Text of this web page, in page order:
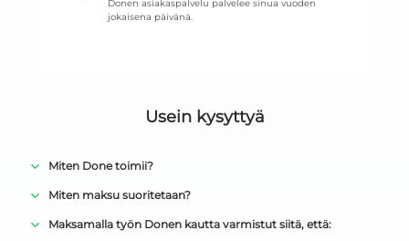
Donen asiakaspalvelu palvelee sinua vuoden
jokaisena päivänä.
Usein kysyttyä
Miten Done toimii?
Miten maksu suoritetaan?
Maksamalla työn Donen kautta varmistut siitä, että: